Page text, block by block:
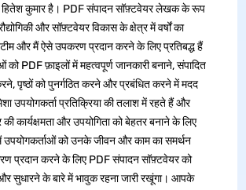
हितेश कुमार है। PDF संपादन सॉफ़्टवेयर लेखक के रूप
और सॉफ़्टवेयर विकास के क्षेत्र में वर्षों का
और मैं ऐसे उपकरण प्रदान करने के लिए प्रतिबद्ध हैं
को PDF फ़ाइलों में महत्वपूर्ण जानकारी बनाने, संपादित
पृष्ठों को पुनर्गठित करने और प्रबंधित करने में मदद
उपयोगकर्ता प्रतिक्रिया की तलाश में रहते हैं और
कार्यक्षमता और उपयोगिता को बेहतर बनाने के लिए
को उनके जीवन और काम का समर्थन
प्रदान करने के लिए PDF संपादन सॉफ़्टवेयर को
सुधारने के बारे में भावुक रहना जारी रखूंगा। आपके